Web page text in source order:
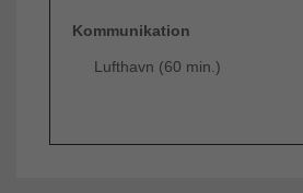
Kommunikation
Lufthavn (60 min.)